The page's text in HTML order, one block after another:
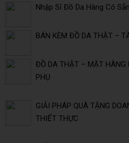
Nhập Sỉ Đồ Da Hàng Có
BÁN KÈM ĐỒ DA THẬT –
ĐỒ DA THẬT – MẶT HÀNG
PHỤ
GIẢI PHÁP QUÀ TẶNG
THIẾT THỰC